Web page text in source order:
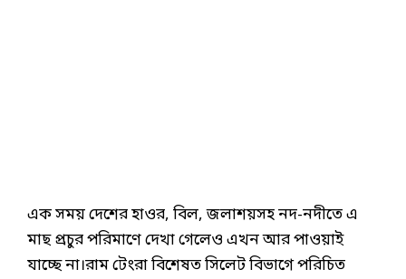
এক সময় দেশের হাওর, বিল, জলাশয়সহ নদ-নদীতে এ
মাছ প্রচুর পরিমাণে দেখা গেলেও এখন আর পাওয়াই
যাচ্ছে না।রাম টেংরা বিশেষত সিলেট বিভাগে পরিচিত